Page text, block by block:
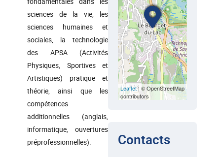
sciences de la vie, les
sciences humaines et
sociales, la technologie
des APSA (Activités
Physiques, Sportives et
Artistiques) pratique et
théorie, ainsi que les
compétences
additionnelles (anglais,
informatique, ouvertures
préprofessionnelles).
Leaflet| © OpenStreetMap
contributors
Contacts